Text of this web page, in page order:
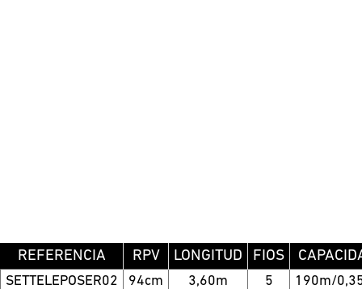
REFERENCIA RPV LONGITUD FIOS
SETTELEPOSER02 94cm 3,60m 5 190m/